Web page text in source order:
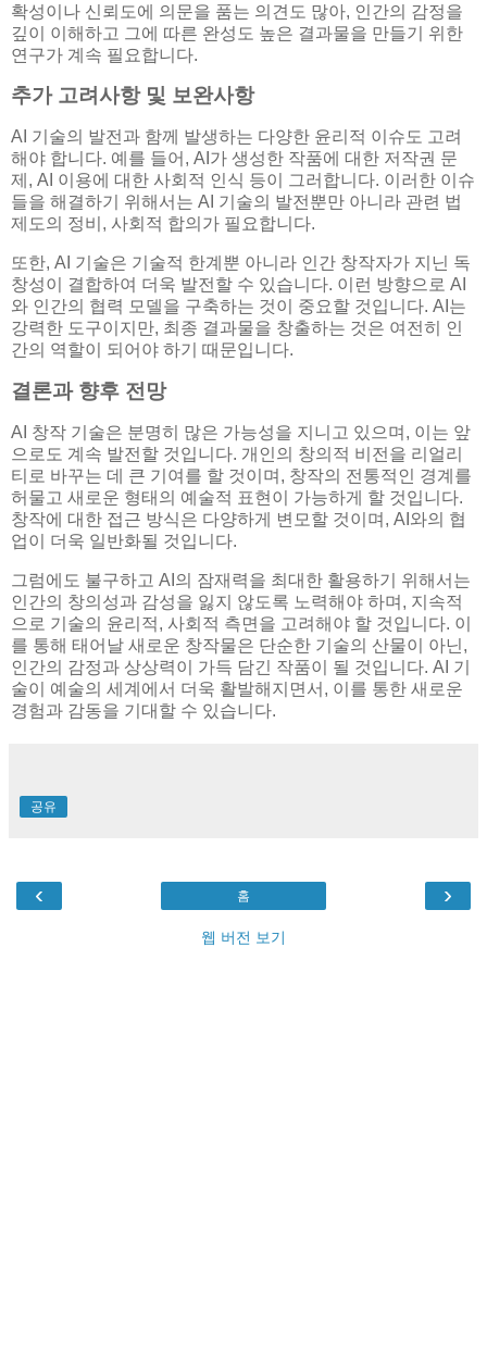
확성이나 신뢰도에 의문을 품는 의견도 많아, 인간의 감정을
깊이 이해하고 그에 따른 완성도 높은 결과물을 만들기 위한
연구가 계속 필요합니다.
추가 고려사항 및 보완사항
AI 기술의 발전과 함께 발생하는 다양한 윤리적 이슈도 고려
해야 합니다. 예를 들어, AI가 생성한 작품에 대한 저작권 문
제, AI 이용에 대한 사회적 인식 등이 그러합니다. 이러한 이슈
들을 해결하기 위해서는 AI 기술의 발전뿐만 아니라 관련 법
제도의 정비, 사회적 합의가 필요합니다.
또한, AI 기술은 기술적 한계뿐 아니라 인간 창작자가 지닌 독
창성이 결합하여 더욱 발전할 수 있습니다. 이런 방향으로 AI
와 인간의 협력 모델을 구축하는 것이 중요할 것입니다. AI는
강력한 도구이지만, 최종 결과물을 창출하는 것은 여전히 인
간의 역할이 되어야 하기 때문입니다.
결론과 향후 전망
AI 창작 기술은 분명히 많은 가능성을 지니고 있으며, 이는 앞
으로도 계속 발전할 것입니다. 개인의 창의적 비전을 리얼리
티로 바꾸는 데 큰 기여를 할 것이며, 창작의 전통적인 경계를
허물고 새로운 형태의 예술적 표현이 가능하게 할 것입니다.
창작에 대한 접근 방식은 다양하게 변모할 것이며, AI와의 협
업이 더욱 일반화될 것입니다.
그럼에도 불구하고 AI의 잠재력을 최대한 활용하기 위해서는
인간의 창의성과 감성을 잃지 않도록 노력해야 하며, 지속적
으로 기술의 윤리적, 사회적 측면을 고려해야 할 것입니다. 이
를 통해 태어날 새로운 창작물은 단순한 기술의 산물이 아닌,
인간의 감정과 상상력이 가득 담긴 작품이 될 것입니다. AI 기
술이 예술의 세계에서 더욱 활발해지면서, 이를 통한 새로운
경험과 감동을 기대할 수 있습니다.
공유
‹ ›
홈
웹 버전 보기